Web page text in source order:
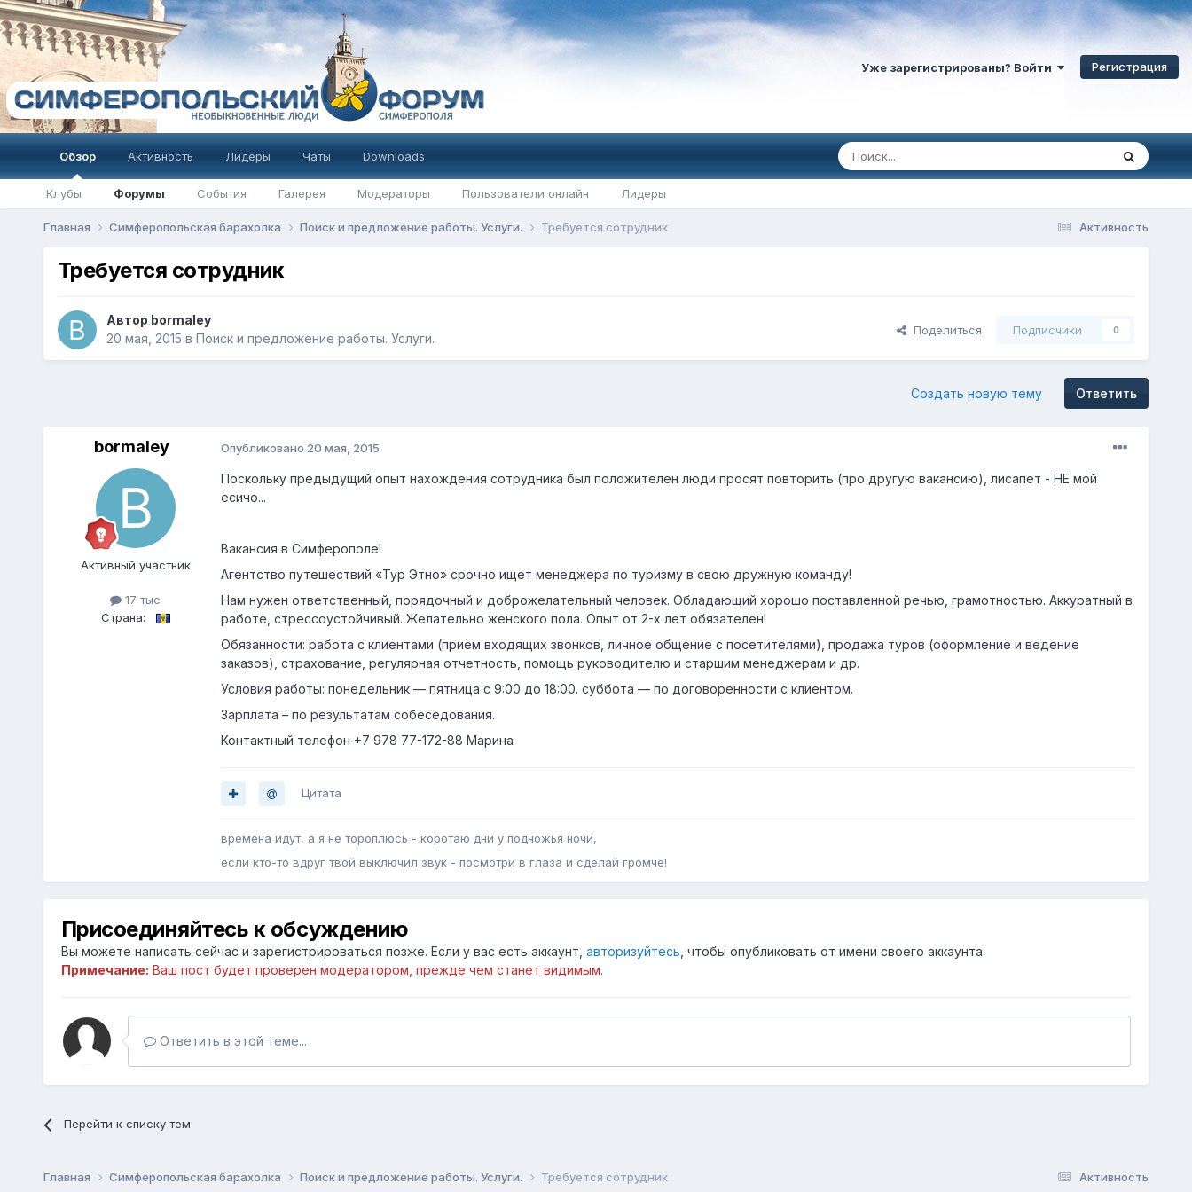
Уже зарегистрированы? Войти Регистрация
Обзор
Клубы Форумы События Галерея Модераторы Пользователи онлайн Лидеры
Активность Лидеры Чаты Downloads
Активность
Главная Симферопольская барахолка Поиск и предложение работы. Услуги. Требуется сотрудник
Требуется сотрудник
Автор bormaley
20 мая, 2015 в Поиск и предложение работы. Услуги.
Поделиться Подписчики 0
Ответить
Создать новую тему
bormaley
Активный участник
17 тыс
Страна:
Опубликовано 20 мая, 2015
Поскольку предыдущий опыт нахождения сотрудника был положителен люди просят повторить (про другую вакансию), лисапет - НЕ мой
есичо...
Вакансия в Симферополе!
Агентство путешествий «Тур Этно» срочно ищет менеджера по туризму в свою дружную команду!
Нам нужен ответственный, порядочный и доброжелательный человек. Обладающий хорошо поставленной речью, грамотностью. Аккуратный в
работе, стрессоустойчивый. Желательно женского пола. Опыт от 2-х лет обязателен!
Обязанности: работа с клиентами (прием входящих звонков, личное общение с посетителями), продажа туров (оформление и ведение
заказов), страхование, регулярная отчетность, помощь руководителю и старшим менеджерам и др.
Условия работы: понедельник — пятница с 9:00 до 18:00. суббота — по договоренности с клиентом.
Зарплата – по результатам собеседования.
Контактный телефон +7 978 77-172-88 Марина
Цитата
времена идут, а я не тороплюсь - коротаю дни у подножья ночи,
если кто-то вдруг твой выключил звук - посмотри в глаза и сделай громче!
Присоединяйтесь к обсуждению
Вы можете написать сейчас и зарегистрироваться позже. Если у вас есть аккаунт, авторизуйтесь , чтобы опубликовать от имени своего аккаунта.
Примечание: Ваш пост будет проверен модератором, прежде чем станет видимым.
Ответить в этой теме...
Перейти к списку тем
Активность
Главная Симферопольская барахолка Поиск и предложение работы. Услуги. Требуется сотрудник